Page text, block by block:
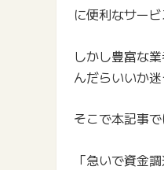
に便利なサービ
しかし豊富な
んだらいいか迷
そこで本記事
「急いで資金